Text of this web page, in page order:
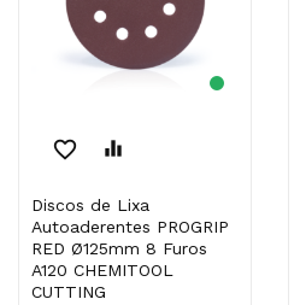
favorite_border equalizer
Discos de Lixa
Autoaderentes PROGRIP
RED Ø125mm 8 Furos
A120 CHEMITOOL
CUTTING